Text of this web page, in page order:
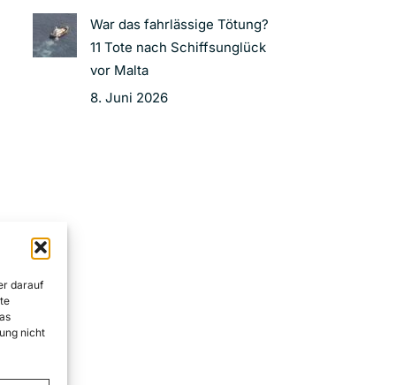
darauf
nicht
War das fahrlässige Tötung?
11 Tote nach Schiffsunglück
vor Malta
8. Juni 2026